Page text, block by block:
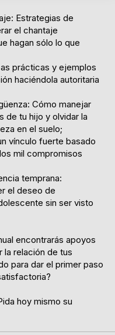
Estrategias de
el chantaje
hagan sólo lo que
prácticas y ejemplos
haciéndola autoritaria
Cómo manejar
de tu hijo y olvidar la
en el suelo;
vínculo fuerte basado
mil compromisos
temprana:
el deseo de
sin ser visto
encontrarás apoyos
la relación de tus
para dar el primer paso
hoy mismo su